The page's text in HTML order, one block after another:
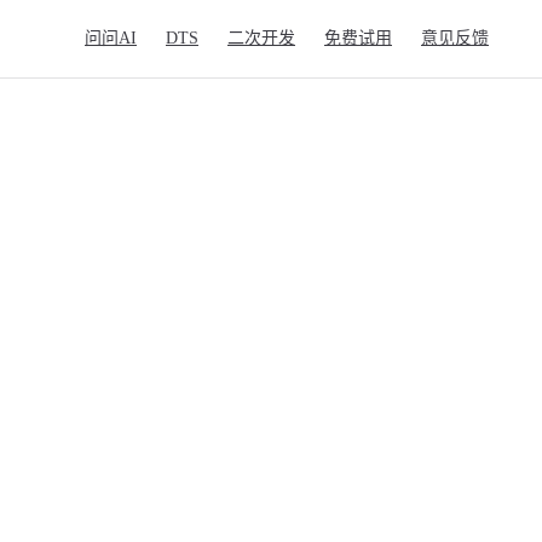
问问AI DTS 二次开发 免费试用 意见反馈